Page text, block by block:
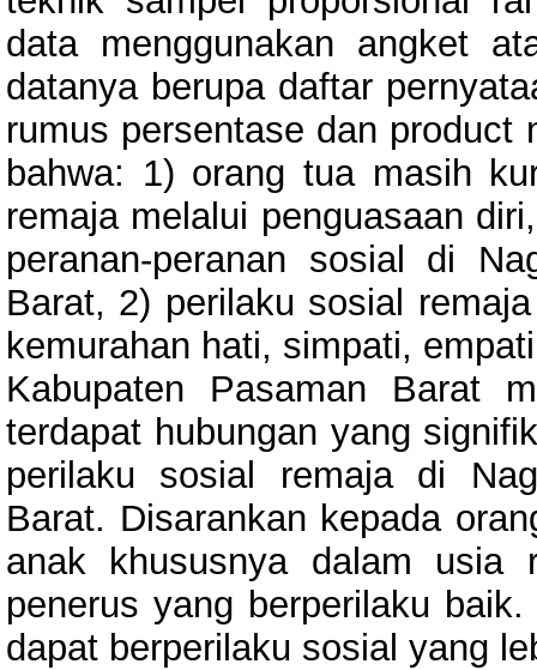
data menggunakan angket
datanya berupa daftar
rumus persentase dan product
bahwa: 1) orang tua masih
remaja melalui penguasaan
peranan-peranan sosial di
Barat, 2) perilaku sosial
kemurahan hati, simpati,
Kabupaten Pasaman Barat
terdapat hubungan yang
perilaku sosial remaja di
Barat. Disarankan kepada
anak khususnya dalam usia
penerus yang berperilaku
dapat berperilaku sosial yang